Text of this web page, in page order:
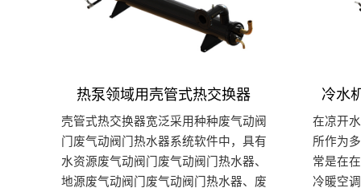
热泵领域用壳管式热交换器
壳管式热交换器宽泛采用种种废气动阀
门废气动阀门热水器系统软件中，具有
水资源废气动阀门废气动阀门热水器、
地源废气动阀门废气动阀门热水器、废
冷水
在凉开
所作为
常是在
冷暖空